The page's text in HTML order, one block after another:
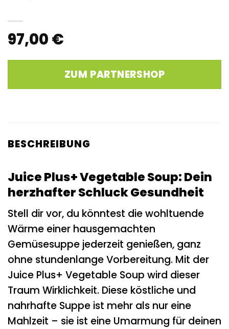
97,00 €
ZUM PARTNERSHOP
BESCHREIBUNG
Juice Plus+ Vegetable Soup: Dein
herzhafter Schluck Gesundheit
Stell dir vor, du könntest die wohltuende
Wärme einer hausgemachten
Gemüsesuppe jederzeit genießen, ganz
ohne stundenlange Vorbereitung. Mit der
Juice Plus+ Vegetable Soup wird dieser
Traum Wirklichkeit. Diese köstliche und
nahrhafte Suppe ist mehr als nur eine
Mahlzeit – sie ist eine Umarmung für deinen